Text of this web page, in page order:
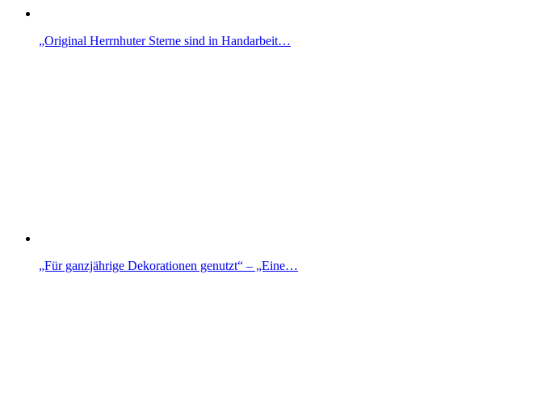
„Original Herrnhuter Sterne sind in Handarbeit…
„Für ganzjährige Dekorationen genutzt“ – „Eine…